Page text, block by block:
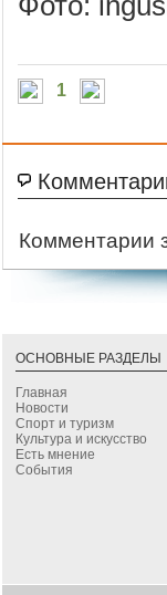
1
Комментарии
ОСНОВНЫЕ РАЗДЕЛЫ
Главная
Новости
Спорт и туризм
Культура и искусство
Есть мнение
События